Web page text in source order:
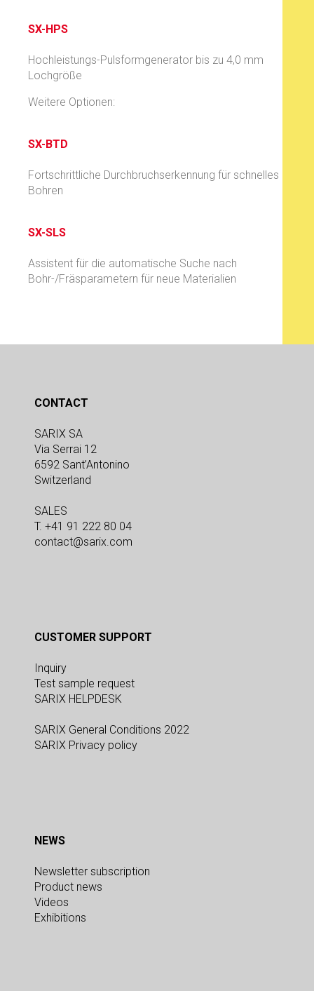
SX-HPS
Hochleistungs-Pulsformgenerator bis zu 4,0 mm
Lochgröße
Weitere Optionen:
SX-BTD
Fortschrittliche Durchbruchserkennung für schnelles
Bohren
SX-SLS
Assistent für die automatische Suche nach
Bohr-/Fräsparametern für neue Materialien
CONTACT
SARIX SA
Via Serrai 12
6592 Sant’Antonino
Switzerland
SALES
T. +41 91 222 80 04
contact@sarix.com
CUSTOMER SUPPORT
Inquiry
Test sample request
SARIX HELPDESK
SARIX General Conditions 2022
SARIX Privacy policy
NEWS
Newsletter subscription
Product news
Videos
Exhibitions